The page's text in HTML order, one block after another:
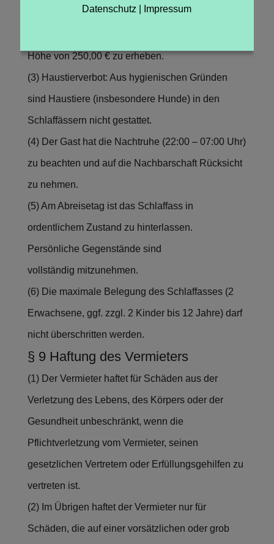
striktes Rauchverbot. Bei Zuwiderhandlung ist der
Höhe von 250,00 € zu erheben.
(3) Haustierverbot: Aus hygienischen Gründen
sind Haustiere (insbesondere Hunde) in den
Schlaffässern nicht gestattet.
(4) Der Gast hat die Nachtruhe (22:00 – 07:00 Uhr)
zu beachten und auf die Nachbarschaft Rücksicht
zu nehmen.
(5) Am Abreisetag ist das Schlaffass in
ordentlichem Zustand zu hinterlassen.
Persönliche Gegenstände sind
vollständig mitzunehmen.
(6) Die maximale Belegung des Schlaffasses (2
Erwachsene, ggf. zzgl. 2 Kinder bis 12 Jahre) darf
nicht überschritten werden.
§ 9 Haftung des Vermieters
(1) Der Vermieter haftet für Schäden aus der
Verletzung des Lebens, des Körpers oder der
Gesundheit unbeschränkt, wenn die
Pflichtverletzung vom Vermieter, seinen
gesetzlichen Vertretern oder Erfüllungsgehilfen zu
vertreten ist.
(2) Im Übrigen haftet der Vermieter nur für
Schäden, die auf einer vorsätzlichen oder grob
Datenschutz Impressum